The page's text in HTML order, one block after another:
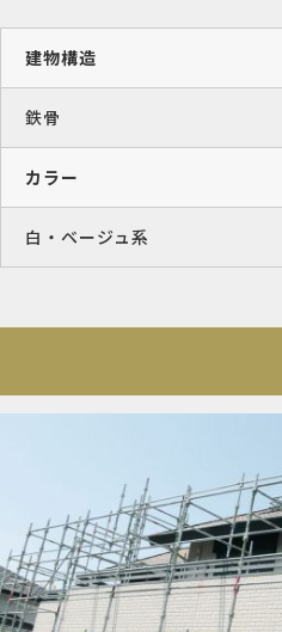
建物構造
鉄骨
カラー
白・ベージュ系